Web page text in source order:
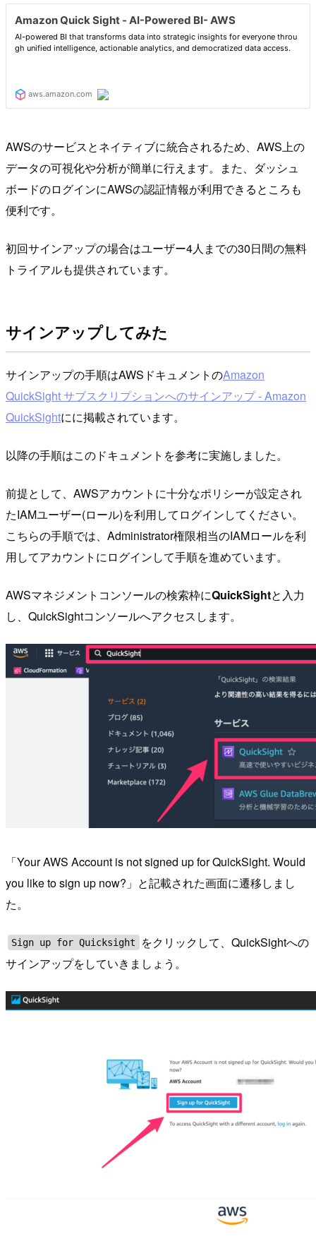
AWSのサービスとネイティブに統合されるため、AWS上の
データの可視化や分析が簡単に行えます。また、ダッシュ
ボードのログインにAWSの認証情報が利用できるところも
便利です。
初回サインアップの場合はユーザー4人までの30日間の無料
トライアルも提供されています。
サインアップしてみた
サインアップの手順はAWSドキュメントのAmazon
QuickSight サブスクリプションへのサインアップ - Amazon
QuickSightにに掲載されています。
以降の手順はこのドキュメントを参考に実施しました。
前提として、AWSアカウントに十分なポリシーが設定され
たIAMユーザー(ロール)を利用してログインしてください。
こちらの手順では、Administrator権限相当のIAMロールを利
用してアカウントにログインして手順を進めています。
AWSマネジメントコンソールの検索枠にQuickSightと入力
し、QuickSightコンソールへアクセスします。
「Your AWS Account is not signed up for QuickSight. Would
you like to sign up now?」と記載された画面に遷移しまし
た。
Sign up for Quicksight
をクリックして、QuickSightへの
サインアップをしていきましょう。